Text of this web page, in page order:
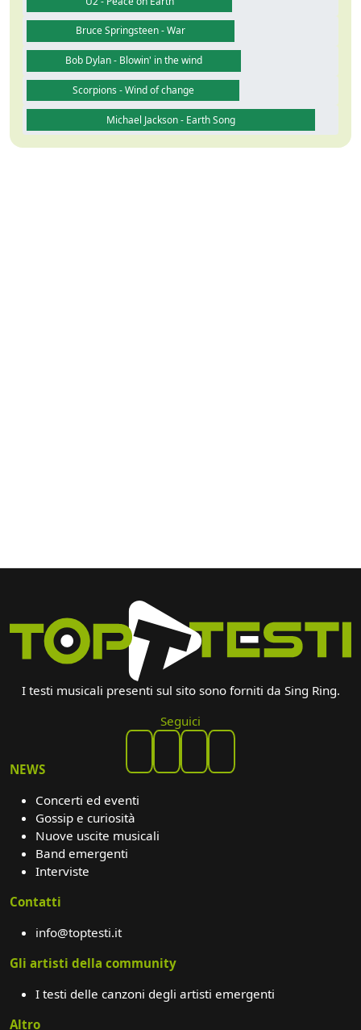
Bruce Springsteen - War
Bob Dylan - Blowin' in the wind
Scorpions - Wind of change
Michael Jackson - Earth Song
I testi musicali presenti sul sito sono forniti da Sing Ring.
Seguici
NEWS
Concerti ed eventi
Gossip e curiosità
Nuove uscite musicali
Band emergenti
Interviste
Contatti
info@toptesti.it
Gli artisti della community
I testi delle canzoni degli artisti emergenti
Altro